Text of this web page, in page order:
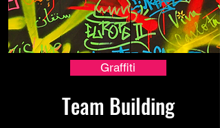
Graffiti
Team Building